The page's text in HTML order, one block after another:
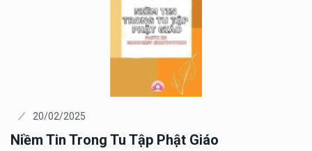
20/02/2025
Niềm Tin Trong Tu Tập Phật Giáo